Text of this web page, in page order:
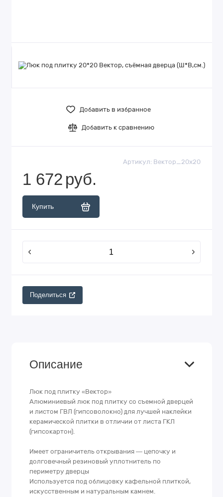
Добавить в избранное
Добавить к сравнению
Артикул: Вектор_20х20
1 672 руб.
Купить
Поделиться
Описание
Люк под плитку «Вектор»
Алюминиевый люк под плитку со съемной дверцей
и листом ГВЛ (гипсоволокно) для лучшей наклейки
керамической плитки в отличии от листа ГКЛ
(гипсокартон).
Имеет ограничитель открывания — цепочку и
долговечный резиновый уплотнитель по
периметру дверцы
Используется под облицовку кафельной плиткой,
искусственным и натуральным камнем.